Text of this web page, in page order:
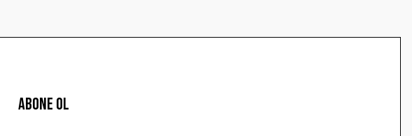
ABONE OL